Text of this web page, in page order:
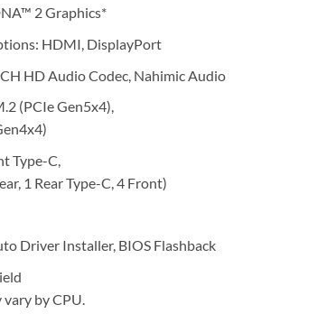
2 Graphics*
HDMI, DisplayPort
HD Audio Codec, Nahimic Audio
(PCIe Gen5x4),
Type-C,
1 Rear Type-C, 4 Front)
Driver Installer, BIOS Flashback
by CPU.